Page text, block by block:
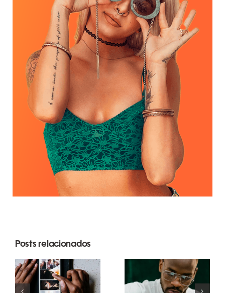
Posts relacionados
Melhores
apps para
animar fotos
Top 17 Dicas
Avançadas